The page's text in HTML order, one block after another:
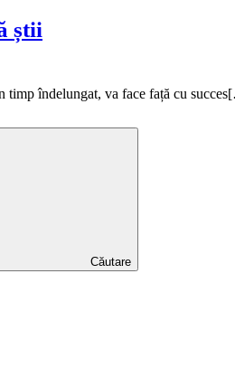
știi
timp îndelungat, va face față cu
Căutare